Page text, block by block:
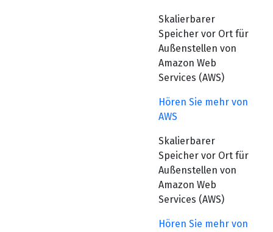
Skalierbarer
Speicher vor Ort für
Außenstellen von
Amazon Web
Services (AWS)
Hören Sie mehr von
AWS
Skalierbarer
Speicher vor Ort für
Außenstellen von
Amazon Web
Services (AWS)
Hören Sie mehr von